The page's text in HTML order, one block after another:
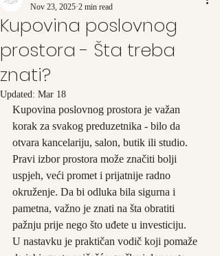
Kupovina poslovnog
prostora - Šta treba
znati?
Nov 23, 2025 2 min read
Updated: Mar 18
Kupovina poslovnog prostora je važan
korak za svakog preduzetnika - bilo da
otvara kancelariju, salon, butik ili studio.
Pravi izbor prostora može značiti bolji
uspjeh, veći promet i prijatnije radno
okruženje. Da bi odluka bila sigurna i
pametna, važno je znati na šta obratiti
pažnju prije nego što uđete u investiciju.
U nastavku je praktičan vodič koji pomaže